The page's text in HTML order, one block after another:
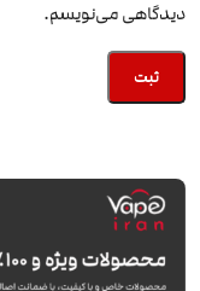
دیدگاهی می‌نویسم.